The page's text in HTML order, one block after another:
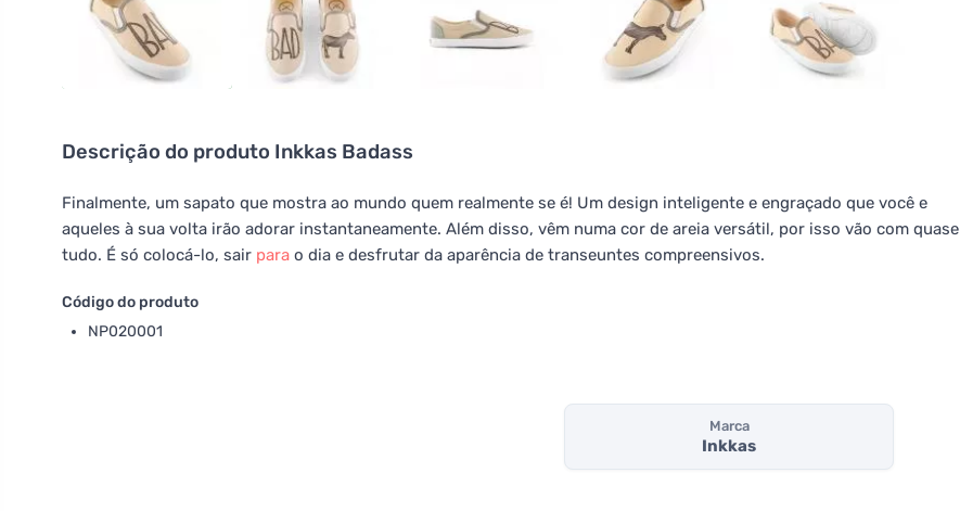
Descrição do produto Inkkas Badass
Finalmente, um sapato que mostra ao mundo quem realmente se é! Um design inteligente e engraçado que você e
aqueles à sua volta irão adorar instantaneamente. Além disso, vêm numa cor de areia versátil, por isso vão com quase
tudo. É só colocá-lo, sair para o dia e desfrutar da aparência de transeuntes compreensivos.
Código do produto
NP020001
Marca
Inkkas